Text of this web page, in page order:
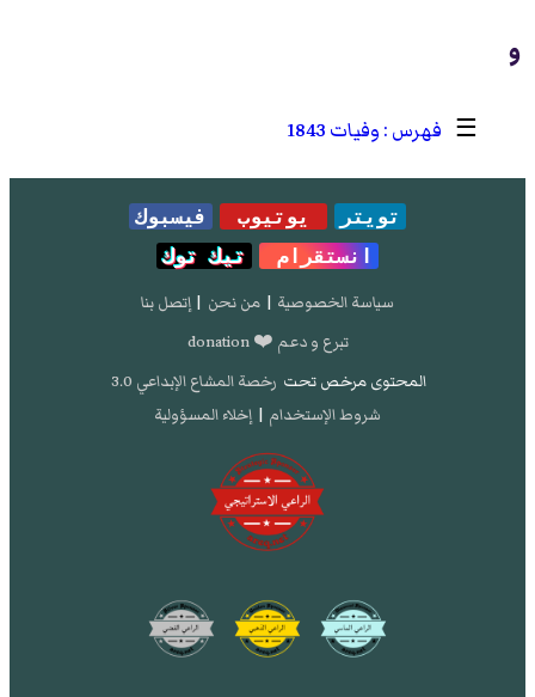
و
☰ وفيات 1843
تويتر يوتيوب
فيسبوك
انستقرام
تيك توك
سياسة الخصوصية | من نحن | إتصل بنا
تبرع و دعم ❤️ donation
المحتوى مرخص تحت رخصة المشاع الإبداعي 3.0
شروط الإستخدام | إخلاء المسؤولية